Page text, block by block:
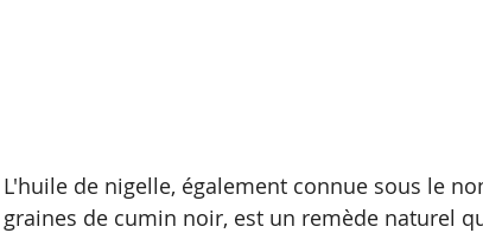
L'huile de nigelle, également connue sous le
graines de cumin noir, est un remède naturel